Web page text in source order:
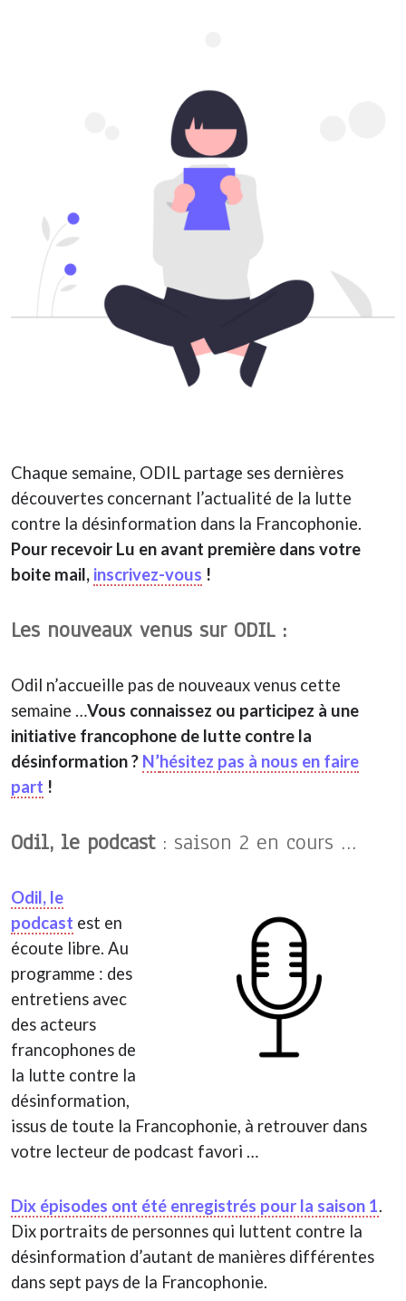
Chaque semaine, ODIL partage ses dernières
découvertes concernant l’actualité de la lutte
contre la désinformation dans la Francophonie.
Pour recevoir Lu en avant première dans votre
boite mail, inscrivez-vous !
Les nouveaux venus sur ODIL :
Odil n’accueille pas de nouveaux venus cette
semaine …Vous connaissez ou participez à une
initiative francophone de lutte contre la
désinformation ? N’hésitez pas à nous en faire
part !
Odil, le podcast : saison 2 en cours …
Odil, le
podcast est en
écoute libre. Au
programme : des
entretiens avec
des acteurs
francophones de
la lutte contre la
désinformation,
issus de toute la Francophonie, à retrouver dans
votre lecteur de podcast favori …
Dix épisodes ont été enregistrés pour la saison 1.
Dix portraits de personnes qui luttent contre la
désinformation d’autant de manières différentes
dans sept pays de la Francophonie.